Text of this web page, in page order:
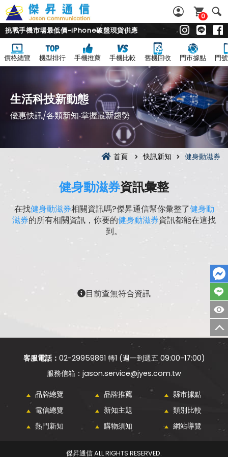
0
挑戰手機市場最低價~iPhone破盤現貨供應
價格總覽 機型排行 手機推薦 手機比較 舊機回收 門市據點 門
生活科技新動態
優惠快訊/各類新知‧掌握最新趨勢
首頁 快訊新知 健身動滋券
健身動滋券資訊彙整
在找健身動滋券相關資訊嗎?傑昇通信幫你彙整了健身動
滋券的所有相關資訊，你要的健身動滋券資訊都能在這找
到。
目前查無符合資訊
客服電話： 02-29959861 轉1 (週一到週五 09:00-17:00)
jason.service@jyes.com.tw
品牌總覽 品牌推薦
縣市據點
電信總覽
新知主題
類別比較
熱門新知
購物須知 網站導覽
傑昇通信 ALL RIGHTS RESERVED.